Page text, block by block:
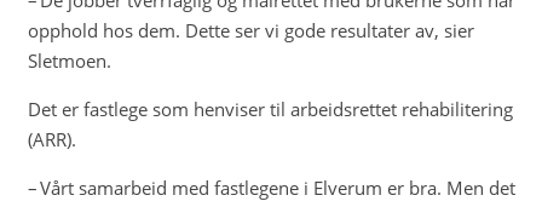
opphold hos dem. Dette ser vi gode resultater av, sier
Sletmoen.
Det er fastlege som henviser til arbeidsrettet rehabilitering
(ARR).
– Vårt samarbeid med fastlegene i Elverum er bra. Men det